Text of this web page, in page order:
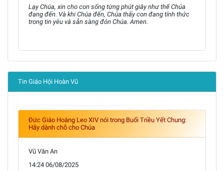
Lạy Chúa, xin cho con sống từng phút giây như thể Chúa
đang đến. Và khi Chúa đến, Chúa thấy con đang tỉnh thức
trong tin yêu và sẵn sàng đón Chúa. Amen.
Tin Giáo Hội Hoàn Vũ
Đức Giáo Hoàng Leo XIV nói trong Buổi Triều Yết Chung:
Hãy dành chỗ cho Chúa
Vũ Văn An
14:24 06/08/2025